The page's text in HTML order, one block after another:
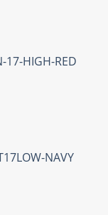
HIGH-RED
NAVY